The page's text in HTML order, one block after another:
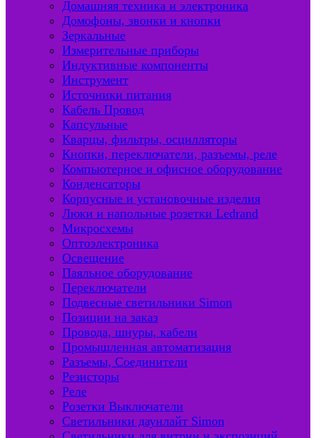
Домашняя техника и электроника
Домофоны, звонки и кнопки
Зеркальные
Измерительные приборы
Индуктивные компоненты
Инструмент
Источники питания
Кабель Провод
Капсульные
Кварцы, фильтры, осцилляторы
Кнопки, переключатели, разъемы, реле
Компьютерное и офисное оборудование
Конденсаторы
Корпусные и установочные изделия
Люки и напольные розетки Ledrand
Микросхемы
Оптоэлектроника
Освещение
Паяльное оборудование
Переключатели
Подвесные светильники Simon
Позиции на заказ
Провода, шнуры, кабели
Промышленная автоматизация
Разъемы, Соединители
Резисторы
Реле
Розетки Выключатели
Светильники даунлайт Simon